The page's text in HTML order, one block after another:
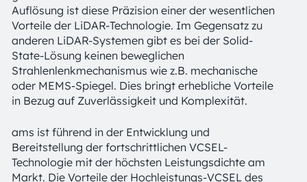
Auflösung ist diese Präzision einer der wesentlichen
Vorteile der LiDAR-Technologie. Im Gegensatz zu
anderen LiDAR-Systemen gibt es bei der Solid-
State-Lösung keinen beweglichen
Strahlenlenkmechanismus wie z.B. mechanische
oder MEMS-Spiegel. Dies bringt erhebliche Vorteile
in Bezug auf Zuverlässigkeit und Komplexität.
ams ist führend in der Entwicklung und
Bereitstellung der fortschrittlichen VCSEL-
Technologie mit der höchsten Leistungsdichte am
Markt. Die Vorteile der Hochleistungs-VCSEL des